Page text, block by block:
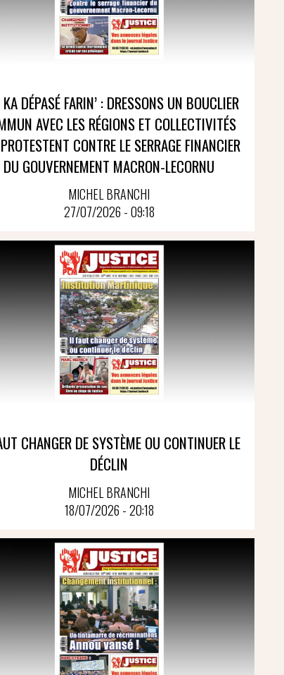
DÉPASÉ FARIN’ : DRESSONS UN BOUCLIER
AVEC LES RÉGIONS ET COLLECTIVITÉS
CONTRE LE SERRAGE FINANCIER
DU GOUVERNEMENT MACRON-LECORNU
MICHEL BRANCHI
27/07/2026 - 09:18
CHANGER DE SYSTÈME OU CONTINUER LE
DÉCLIN
MICHEL BRANCHI
18/07/2026 - 20:18